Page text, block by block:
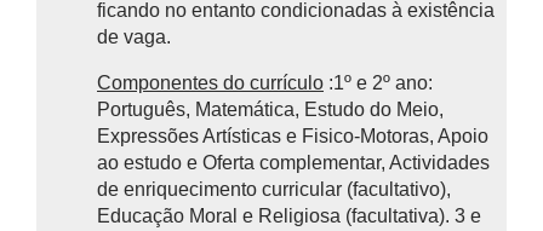
ficando no entanto condicionadas à existência
de vaga.
Componentes do currículo :1º e 2º ano:
Português, Matemática, Estudo do Meio,
Expressões Artísticas e Fisico-Motoras, Apoio
ao estudo e Oferta complementar, Actividades
de enriquecimento curricular (facultativo),
Educação Moral e Religiosa (facultativa). 3 e